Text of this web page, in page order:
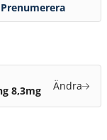
Prenumerera
8,3mg Ändra